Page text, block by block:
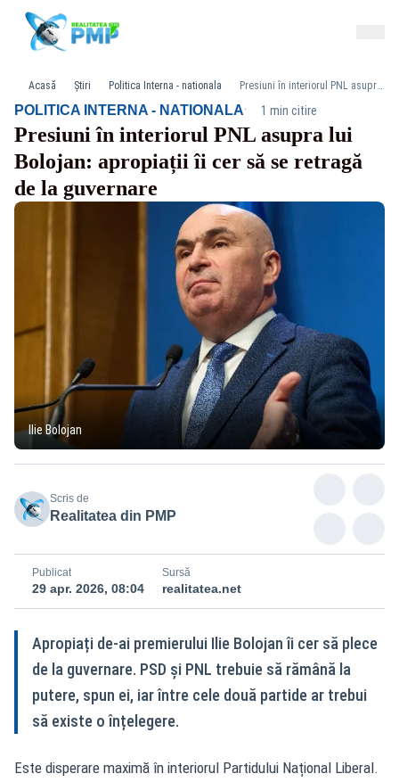
Acasă Știri Politica Interna - nationala Presiuni în interiorul PNL asupra lui Bolojan: apropiații îi cer să se retragă de la guvernare
POLITICA INTERNA - NATIONALA· 1 min citire
Presiuni în interiorul PNL asupra lui
Bolojan: apropiații îi cer să se retragă
de la guvernare
Ilie Bolojan
Scris de
Realitatea din PMP
Publicat
29 apr. 2026, 08:04
Sursă
realitatea.net
Apropiați de-ai premierului Ilie Bolojan îi cer să plece
de la guvernare. PSD și PNL trebuie să rămână la
putere, spun ei, iar între cele două partide ar trebui
să existe o înțelegere.
Este disperare maximă în interiorul Partidului Național Liberal.